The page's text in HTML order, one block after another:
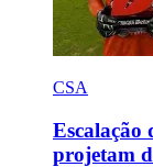
CSA
Escalação
projetam